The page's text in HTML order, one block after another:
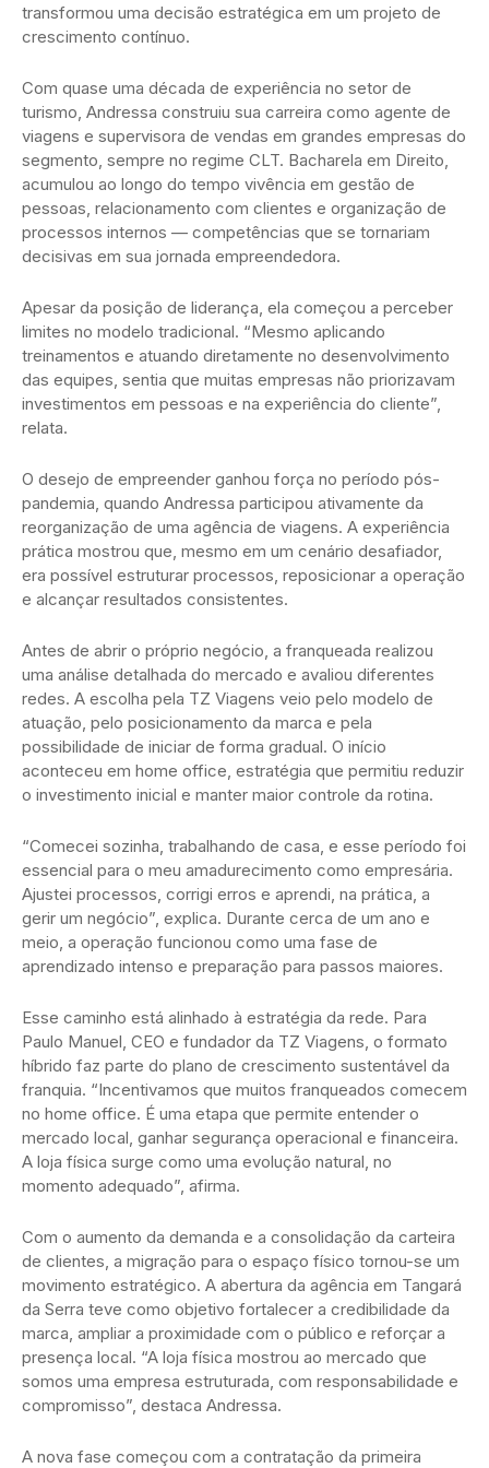
transformou uma decisão estratégica em um projeto de
crescimento contínuo.
Com quase uma década de experiência no setor de
turismo, Andressa construiu sua carreira como agente de
viagens e supervisora de vendas em grandes empresas do
segmento, sempre no regime CLT. Bacharela em Direito,
acumulou ao longo do tempo vivência em gestão de
pessoas, relacionamento com clientes e organização de
processos internos — competências que se tornariam
decisivas em sua jornada empreendedora.
Apesar da posição de liderança, ela começou a perceber
limites no modelo tradicional. “Mesmo aplicando
treinamentos e atuando diretamente no desenvolvimento
das equipes, sentia que muitas empresas não priorizavam
investimentos em pessoas e na experiência do cliente”,
relata.
O desejo de empreender ganhou força no período pós-
pandemia, quando Andressa participou ativamente da
reorganização de uma agência de viagens. A experiência
prática mostrou que, mesmo em um cenário desafiador,
era possível estruturar processos, reposicionar a operação
e alcançar resultados consistentes.
Antes de abrir o próprio negócio, a franqueada realizou
uma análise detalhada do mercado e avaliou diferentes
redes. A escolha pela TZ Viagens veio pelo modelo de
atuação, pelo posicionamento da marca e pela
possibilidade de iniciar de forma gradual. O início
aconteceu em home office, estratégia que permitiu reduzir
o investimento inicial e manter maior controle da rotina.
“Comecei sozinha, trabalhando de casa, e esse período foi
essencial para o meu amadurecimento como empresária.
Ajustei processos, corrigi erros e aprendi, na prática, a
gerir um negócio”, explica. Durante cerca de um ano e
meio, a operação funcionou como uma fase de
aprendizado intenso e preparação para passos maiores.
Esse caminho está alinhado à estratégia da rede. Para
Paulo Manuel, CEO e fundador da TZ Viagens, o formato
híbrido faz parte do plano de crescimento sustentável da
franquia. “Incentivamos que muitos franqueados comecem
no home office. É uma etapa que permite entender o
mercado local, ganhar segurança operacional e financeira.
A loja física surge como uma evolução natural, no
momento adequado”, afirma.
Com o aumento da demanda e a consolidação da carteira
de clientes, a migração para o espaço físico tornou-se um
movimento estratégico. A abertura da agência em Tangará
da Serra teve como objetivo fortalecer a credibilidade da
marca, ampliar a proximidade com o público e reforçar a
presença local. “A loja física mostrou ao mercado que
somos uma empresa estruturada, com responsabilidade e
compromisso”, destaca Andressa.
A nova fase começou com a contratação da primeira